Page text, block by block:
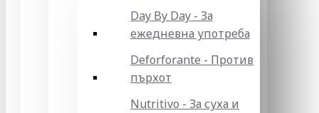
Day By Day - За
ежедневна употреба
Deforforante - Против
пърхот
Nutritivo - За суха и